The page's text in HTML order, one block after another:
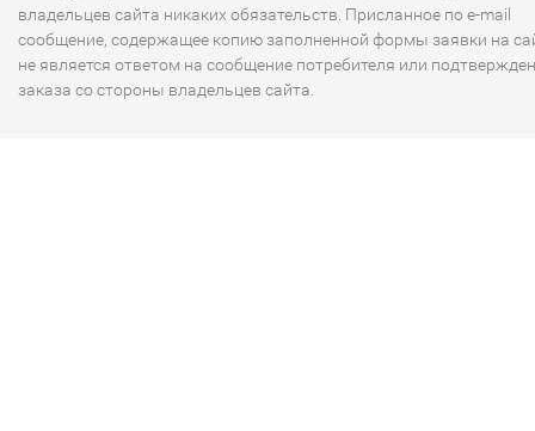
владельцев сайта никаких обязательств. Присланное по e-mail
сообщение, содержащее копию заполненной формы заявки на
не является ответом на сообщение потребителя или
заказа со стороны владельцев сайта.